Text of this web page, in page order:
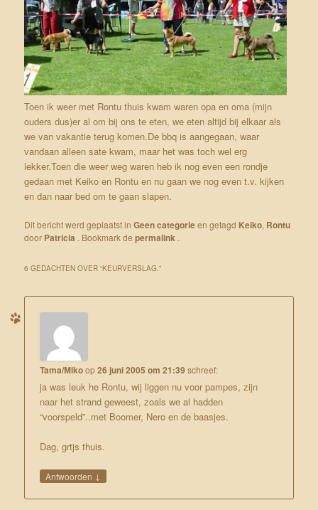
Toen ik weer met Rontu thuis kwam waren opa en oma (mijn
ouders dus)er al om bij ons te eten, we eten altijd bij elkaar als
we van vakantie terug komen.De bbq is aangegaan, waar
vandaan alleen sate kwam, maar het was toch wel erg
lekker.Toen die weer weg waren heb ik nog even een rondje
gedaan met Keiko en Rontu en nu gaan we nog even t.v. kijken
en dan naar bed om te gaan slapen.
Dit bericht werd geplaatst inGeen categorieen getagd Keiko, Rontu
door Patricia . Bookmark depermalink .
6 GEDACHTEN OVER “KEURVERSLAG.”
Tama/Mikoop26 juni 2005 om 21:39 schreef:
ja was leuk he Rontu, wij liggen nu voor pampes, zijn
naar het strand geweest, zoals we al hadden
“voorspeld”..met Boomer, Nero en de baasjes.
Dag, grtjs thuis.
Antwoorden ↓